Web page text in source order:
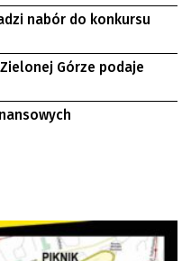
nabór do konkursu
Górze podaje